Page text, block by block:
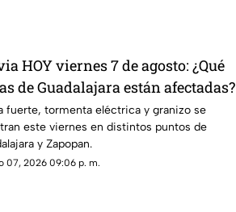
HOY viernes 7 de agosto: ¿Qué
de Guadalajara están afectadas?
fuerte, tormenta eléctrica y granizo se
este viernes en distintos puntos de
y Zapopan.
07, 2026 09:06 p. m.